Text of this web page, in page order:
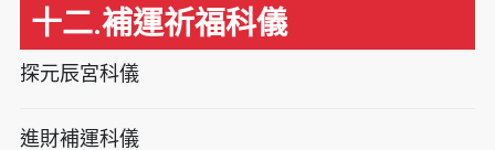
十二.補運祈福科儀
探元辰宮科儀
進財補運科儀